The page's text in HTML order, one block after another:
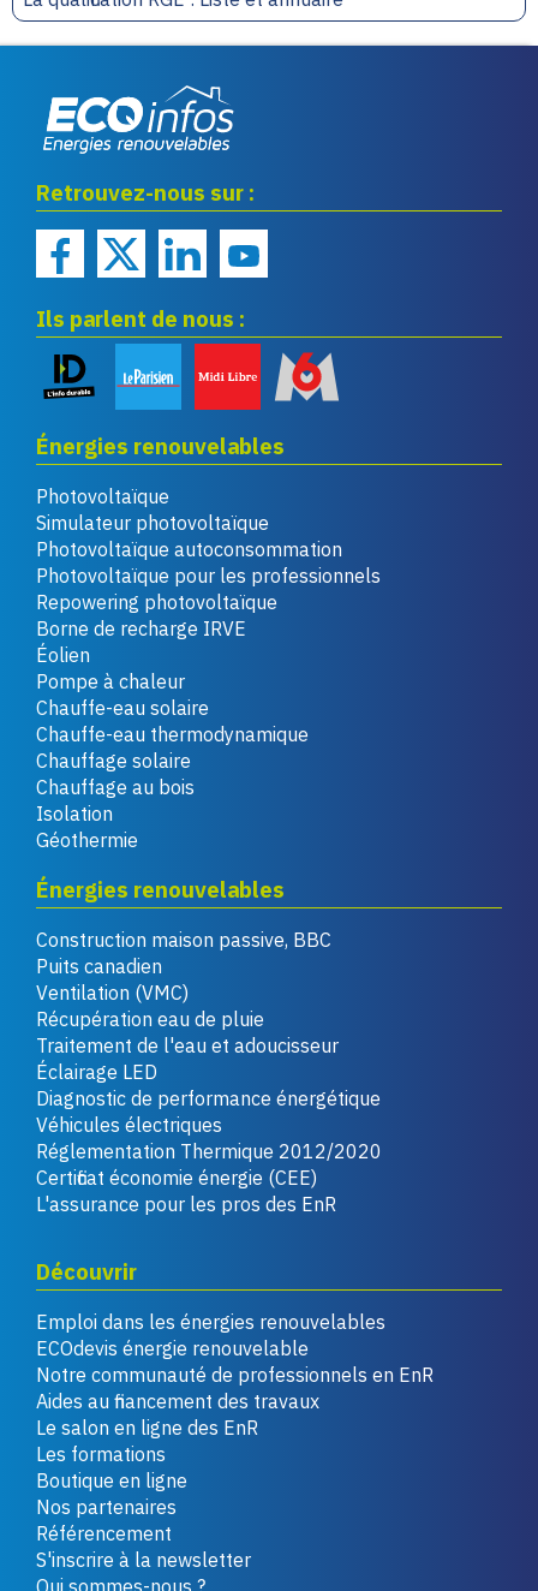
renouvelables
Retrouvez-nous sur :
Ils parlent de nous :
Énergies renouvelables
Photovoltaïque
Simulateur photovoltaïque
Photovoltaïque autoconsommation
Photovoltaïque pour les professionnels
Repowering photovoltaïque
Borne de recharge IRVE
Éolien
Pompe à chaleur
Chauffe-eau solaire
Chauffe-eau thermodynamique
Chauffage solaire
Chauffage au bois
Isolation
Géothermie
Énergies renouvelables
Construction maison passive, BBC
Puits canadien
Ventilation (VMC)
Récupération eau de pluie
Traitement de l'eau et adoucisseur
Éclairage LED
Diagnostic de performance énergétique
Véhicules électriques
Réglementation Thermique 2012/2020
Certificat économie énergie (CEE)
L'assurance pour les pros des EnR
Découvrir
Emploi dans les énergies renouvelables
ECOdevis énergie renouvelable
Notre communauté de professionnels en EnR
Aides au financement des travaux
Le salon en ligne des EnR
Les formations
Boutique en ligne
Nos partenaires
Référencement
S'inscrire à la newsletter
Qui sommes-nous ?